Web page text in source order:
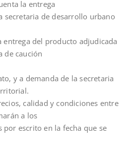
la entrega
secretaria de desarrollo urbano
entrega del producto adjudicada
de caución
y a demanda de la secretaria
calidad y condiciones entre
a los
escrito en la fecha que se